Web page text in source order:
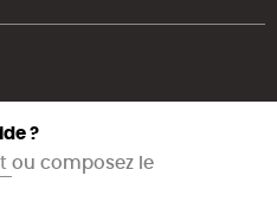
?
ou composez le